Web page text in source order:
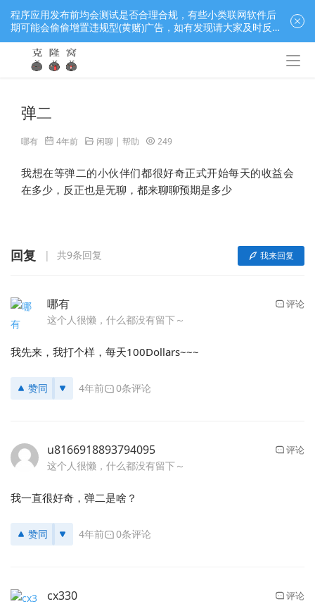
弹二
哪有 4年前 闲聊 | 帮助 249
我想在等弹二的小伙伴们都很好奇正式开始每天的收益会
在多少，反正也是无聊，都来聊聊预期是多少
回复 共9条回复 我来回复
哪有
这个人很懒，什么都没有留下～
评论
我先来，我打个样，每天100Dollars~~~
赞同 4年前 0条评论
u8166918893794095
这个人很懒，什么都没有留下～
评论
我一直很好奇，弹二是啥？
赞同 4年前 0条评论
cx330 评论
程序应用发布前均会测试是否合理合规，有些小类联网软件后
期可能会偷偷增置违规型(黄赌)广告，如有发现请大家及时反
馈窝长进行处理，共同监督维护良好的程序应用下载社区！